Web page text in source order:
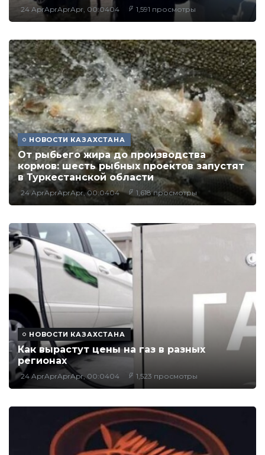
24 AprAprAprApr, 00:0404 1,591 просмотры
НОВОСТИ КАЗАХСТАНА
От рыбьего жира до производства
кормов: шесть рыбных проектов запустят
в Туркестанской области
24 AprAprAprApr, 00:0404 1,618 просмотры
НОВОСТИ КАЗАХСТАНА
Как вырастут цены на газ в разных
регионах
24 AprAprAprApr, 00:0404 1,523 просмотры